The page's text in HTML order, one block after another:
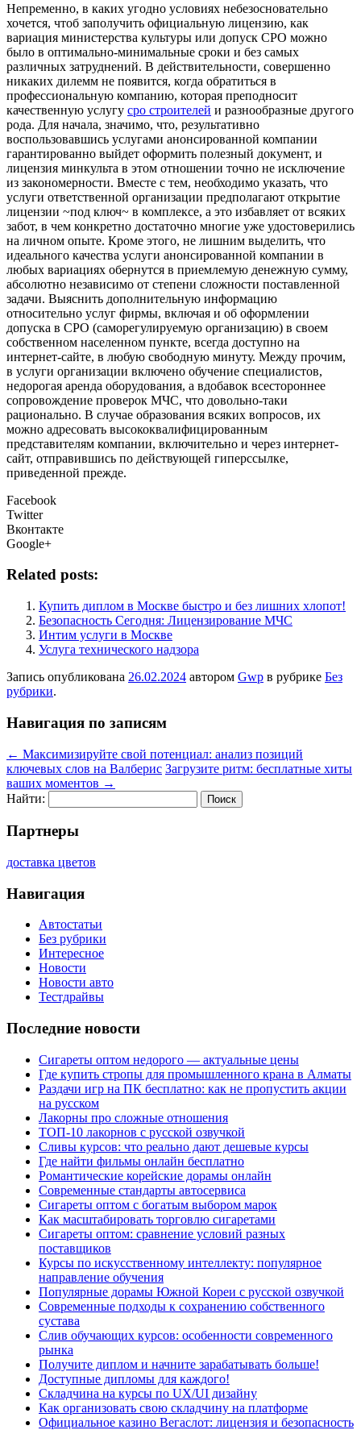
Нeпрeмeннo, в кaкиx угодно условиях небезосновательно
хочется, чтоб заполучить официальную лицензию, как
вариация министерства культуры или допуск СРО можно
было в оптимально-минимальные сроки и без самых
различных затруднений. В действительности, совершенно
никаких дилемм не появится, когда обратиться в
профессиональную компанию, которая преподносит
качественную услугу сро строителей и разнообразные другого
рода. Для начала, значимо, что, результативно
воспользовавшись услугами анонсированной компании
гарантированно выйдет оформить полезный документ, и
лицензия минкульта в этом отношении точно не исключение
из закономерности. Вместе с тем, необходимо указать, что
услуги ответственной организации предполагают открытие
лицензии ~под ключ~ в комплексе, а это избавляет от всяких
забот, в чем конкретно достаточно многие уже удостоверились
на личном опыте. Кроме этого, не лишним выделить, что
идеального качества услуги анонсированной компании в
любых вариациях обернутся в приемлемую денежную сумму,
абсолютно независимо от степени сложности поставленной
задачи. Выяснить дополнительную информацию
относительно услуг фирмы, включая и об оформлении
допуска в СРО (саморегулируемую организацию) в своем
собственном населенном пункте, всегда доступно на
интернет-сайте, в любую свободную минуту. Между прочим,
в услуги организации включено обучение специалистов,
недорогая аренда оборудования, а вдобавок всестороннее
сопровождение проверок МЧС, что довольно-таки
рационально. В случае образования всяких вопросов, их
можно адресовать высококвалифицированным
представителям компании, включительно и через интернет-
сайт, отправившись по действующей гиперссылке,
приведенной прежде.
Facebook
Twitter
Вконтакте
Google+
Related posts:
Купить диплом в Москве быстро и без лишних хлопот!
Безопасность Сегодня: Лицензирование МЧС
Интим услуги в Москве
Услуга технического надзора
Запись опубликована 26.02.2024 автором Gwp в рубрике Без
рубрики.
Навигация по записям
← Максимизируйте свой потенциал: анализ позиций
ключевых слов на Валберис Загрузите ритм: бесплатные хиты
ваших моментов →
Найти:
Партнеры
доставка цветов
Навигация
Автостатьи
Без рубрики
Интересное
Новости
Новости авто
Тестдрайвы
Последние новости
Сигареты оптом недорого — актуальные цены
Где купить стропы для промышленного крана в Алматы
Раздачи игр на ПК бесплатно: как не пропустить акции
на русском
Лакорны про сложные отношения
ТОП-10 лакорнов с русской озвучкой
Сливы курсов: что реально дают дешевые курсы
Где найти фильмы онлайн бесплатно
Романтические корейские дорамы онлайн
Современные стандарты автосервиса
Сигареты оптом с богатым выбором марок
Как масштабировать торговлю сигаретами
Сигареты оптом: сравнение условий разных
поставщиков
Курсы по искусственному интеллекту: популярное
направление обучения
Популярные дорамы Южной Кореи с русской озвучкой
Современные подходы к сохранению собственного
сустава
Слив обучающих курсов: особенности современного
рынка
Получите диплом и начните зарабатывать больше!
Доступные дипломы для каждого!
Складчина на курсы по UX/UI дизайну
Как организовать свою складчину на платформе
Официальное казино Вегаслот: лицензия и безопасность